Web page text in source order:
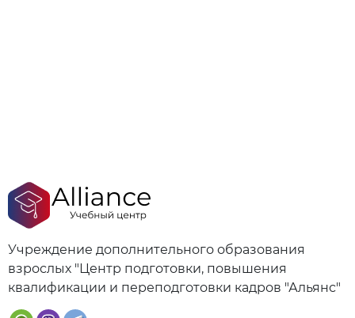
Учреждение дополнительного образования
взрослых "Центр подготовки, повышения
квалификации и переподготовки кадров "Альянс"